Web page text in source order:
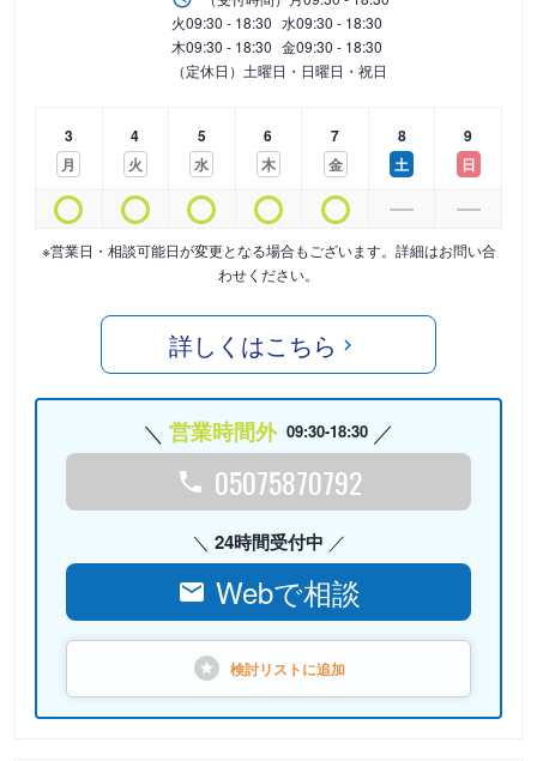
火09:30 - 18:30 水09:30 - 18:30
木09:30 - 18:30 金09:30 - 18:30
（定休日）土曜日・日曜日・祝日
3
月
4
火
5
水
6
木
7
金
8
土
9
日
※営業日・相談可能日が変更となる場合もございます。詳細はお問い合
わせください。
詳しくはこちら
営業時間外 09:30-18:30
05075870792
24時間受付中
Webで相談
検討リストに追加